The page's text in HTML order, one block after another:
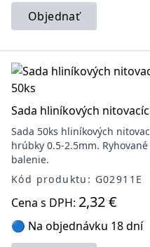
Objednať
Sada hliníkových
Sada 50ks hliníkových
hrúbky 0.5-2.5mm.
balenie.
Kód produktu: G02911E
Cena s DPH: 2,32 €
🔵 Na objednávku 18 dní